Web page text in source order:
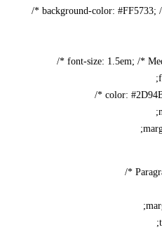
background-color: #FF5733; /
font-size: 1.5em; /*
color: